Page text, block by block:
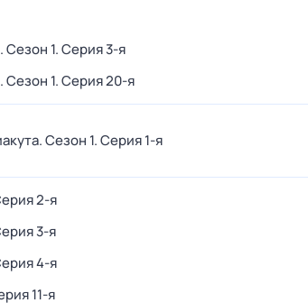
. Сезон 1. Серия 3-я
. Сезон 1. Серия 20-я
. Сезон 1. Серия 1-я
2-я
3-я
4-я
11-я